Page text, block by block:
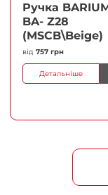
Ручка
BA- Z28
(MSCB\Beige)
від 757 грн
Детальніше